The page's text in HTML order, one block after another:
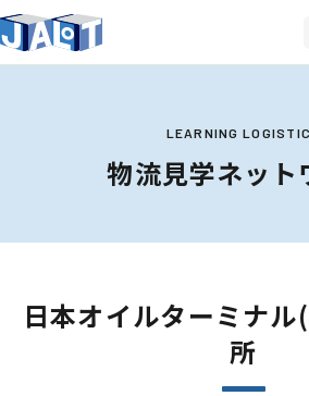
LEARNING
物流見学ネット
日本オイルターミナ
所